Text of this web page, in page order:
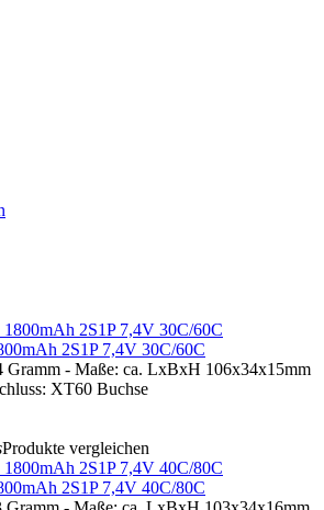
2S1P 7,4V 30C/60C
Gramm - Maße: ca. LxBxH 106x34x15mm
XT60 Buchse
Produkte vergleichen
2S1P 7,4V 40C/80C